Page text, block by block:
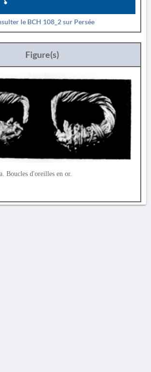
le BCH 108_2 sur Persée
Figure(s)
Boucles d'oreilles en or.